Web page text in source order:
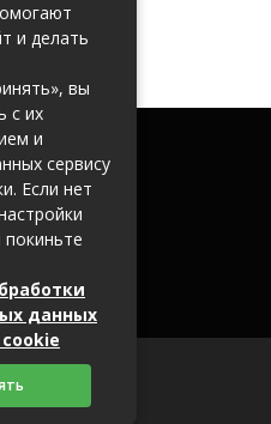
и делать
вы
с их
и
сервису
Если нет
покиньте
данных